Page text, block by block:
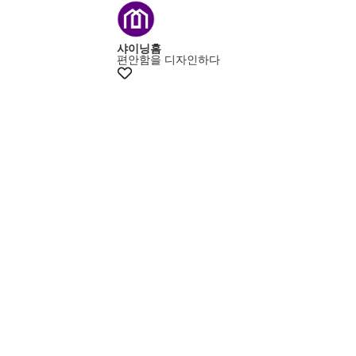
+15% 쿠폰
샤이닝홈
편안함을 디자인하다